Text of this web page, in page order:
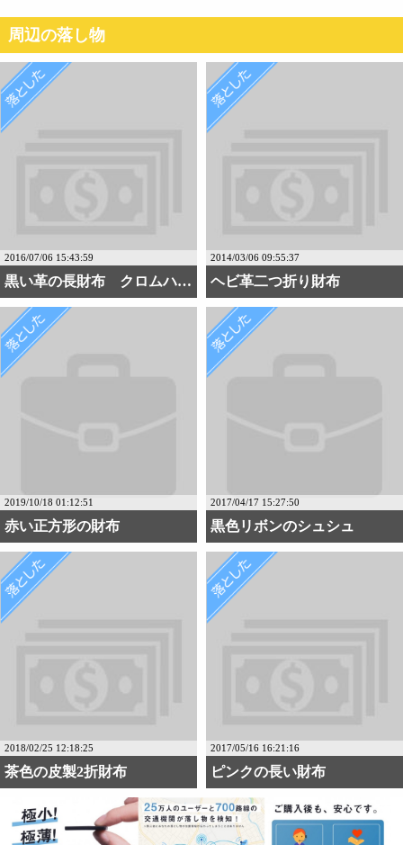
周辺の落し物
2016/07/06 15:43:59
黒い革の長財布 クロムハーツ
2014/03/06 09:55:37
ヘビ革二つ折り財布
2019/10/18 01:12:51
赤い正方形の財布
2017/04/17 15:27:50
黒色リボンのシュシュ
2018/02/25 12:18:25
茶色の皮製2折財布
2017/05/16 16:21:16
ピンクの長い財布